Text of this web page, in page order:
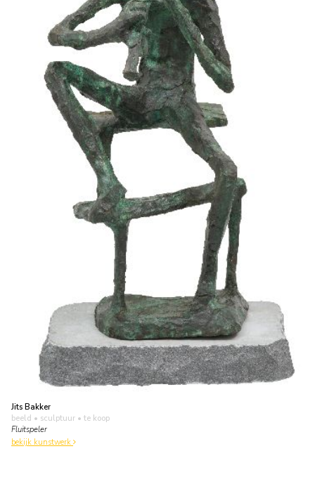
Jits Bakker
beeld • sculptuur • te koop
Fluitspeler
bekijk kunstwerk